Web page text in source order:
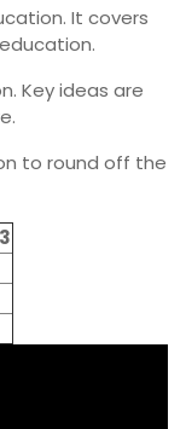
It covers
Key ideas are
to round off the